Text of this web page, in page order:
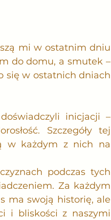
mi w ostatnim dniu
do domu, a smutek –
się w ostatnich dniach
inicjacji –
Szczegóły tej
w każdym z nich na
podczas tych
Za każdym
ma swoją historię, ale
i bliskości z naszymi